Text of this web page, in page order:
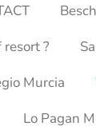
?
Murcia
Lo Pagan